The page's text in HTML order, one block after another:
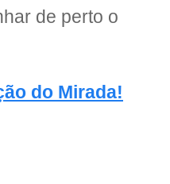
de perto o
do Mirada!